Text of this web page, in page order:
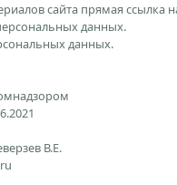
сайта прямая ссылка
данных.
данных.
В.Е.